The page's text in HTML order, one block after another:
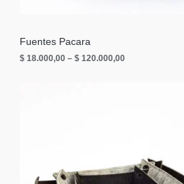
Fuentes Pacara
$ 18.000,00 – $ 120.000,00